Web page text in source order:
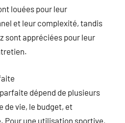
louées pour leur
et leur complexité, tandis
sont appréciées pour leur
dépend de plusieurs
de vie, le budget, et
Pour une utilisation sportive,